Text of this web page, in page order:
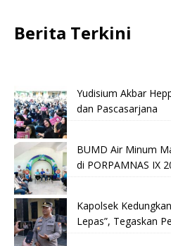
Berita Terkini
Yudisium Akbar
dan Pascasarjana
BUMD Air Minum
di PORPAMNAS IX
Kapolsek
Lepas”, Tegaskan